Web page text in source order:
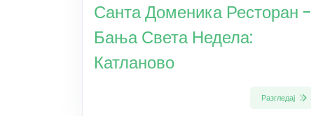
Санта Доменика Ресторан -
Бања Света Недела:
Катланово
Разгледај